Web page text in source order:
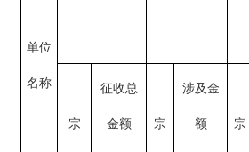
单位
名称
宗
征收总
金额 宗
涉及金
额 宗